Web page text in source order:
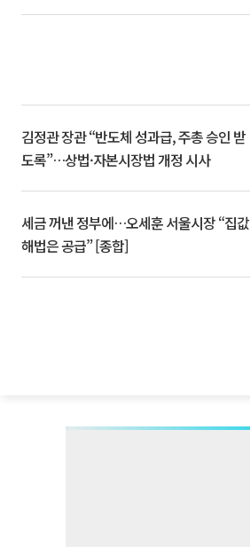
김정관 장관 “반도체 성과급, 주총 승인 받
도록”…상법·자본시장법 개정 시사
세금 꺼낸 정부에…오세훈 서울시장 “집값
해법은 공급” [종합]